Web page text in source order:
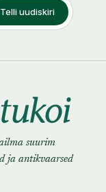
Telli uudiskiri
suurim
ja antikvaarsed